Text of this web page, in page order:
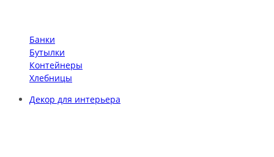
Банки
Бутылки
Контейнеры
Хлебницы
Декор для интерьера